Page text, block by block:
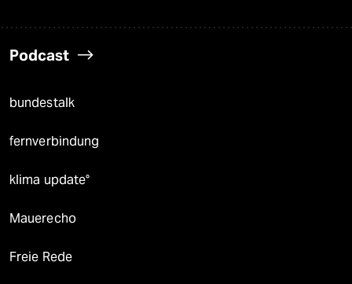
Podcast
bundestalk
fernverbindung
klima update°
Mauerecho
Freie Rede